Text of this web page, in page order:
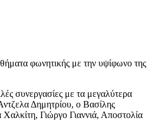
φωνητικής με την υψίφωνο της
συνεργασίες με τα μεγαλύτερα
Δημητρίου, ο Βασίλης
Γιώργο Γιαννιά, Αποστολία